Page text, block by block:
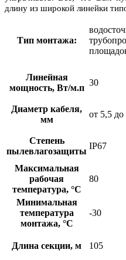
длину из широкой линейки
Тип монтажа:
Линейная
мощность, Вт/м.п
30
Диаметр кабеля,
мм
от 5,5 до
Степень
пылевлагозащиты
IP67
Максимальная
рабочая
температура, °С
80
Минимальная
температура
монтажа, °С
-30
Длина секции, м 105